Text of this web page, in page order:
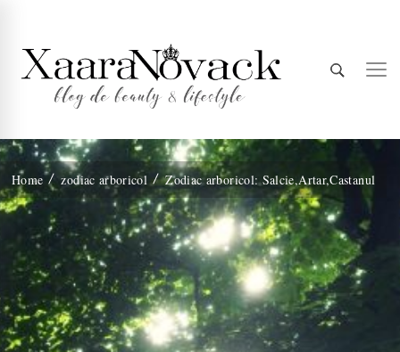
Xaara
Novack
Home zodiac arboricol Zodiac arboricol: Salcie,Artar,Castanul